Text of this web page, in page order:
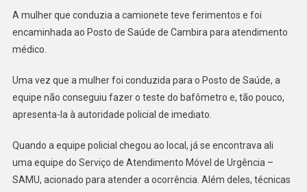
A mulher que conduzia a camionete teve ferimentos e foi
encaminhada ao Posto de Saúde de Cambira para atendimento
médico.
Uma vez que a mulher foi conduzida para o Posto de Saúde, a
equipe não conseguiu fazer o teste do bafômetro e, tão pouco,
apresenta-la à autoridade policial de imediato.
Quando a equipe policial chegou ao local, já se encontrava ali
uma equipe do Serviço de Atendimento Móvel de Urgência –
SAMU, acionado para atender a ocorrência. Além deles, técnicas